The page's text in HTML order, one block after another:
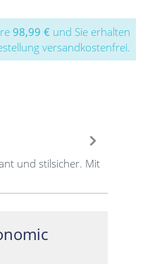
98,99 € und Sie erhalten
versandkostenfrei.
und stilsicher. Mit